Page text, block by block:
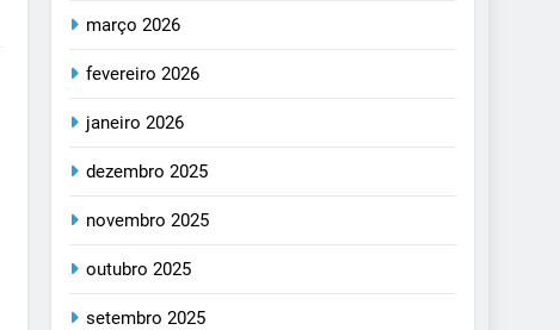
março 2026
fevereiro 2026
janeiro 2026
dezembro 2025
novembro 2025
outubro 2025
setembro 2025